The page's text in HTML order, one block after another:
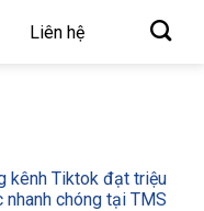
Liên hệ
kênh Tiktok đạt triệu
chóng tại TMS